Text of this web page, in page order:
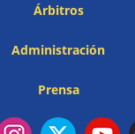
Árbitros
Administración
Prensa